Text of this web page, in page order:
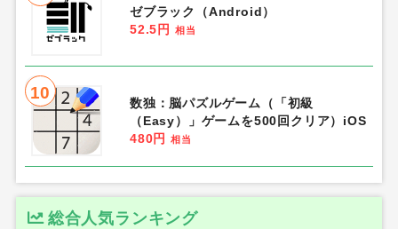
ゼブラック（Android）
52.5円
相当
10
数独：脳パズルゲーム（「初級
（Easy）」ゲームを500回クリア）iOS
480円
相当
総合人気ランキング